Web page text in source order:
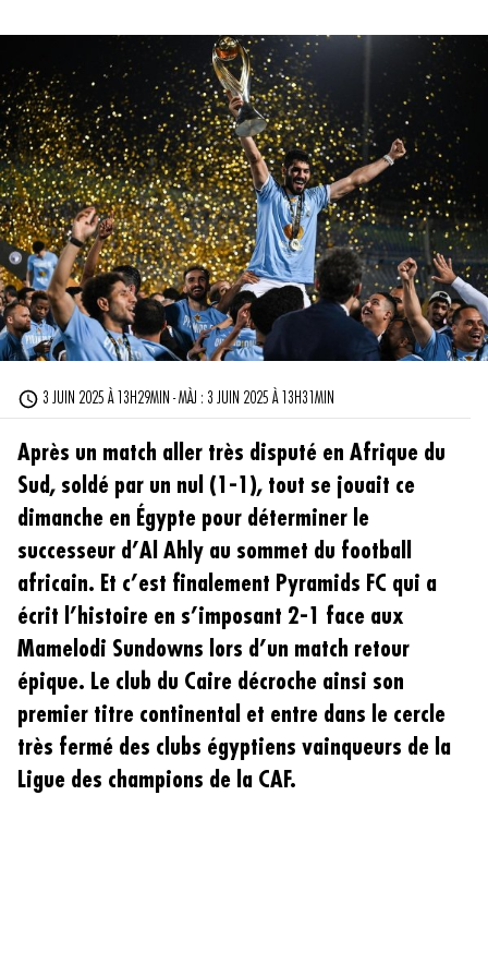
3 JUIN 2025 À 13H29MIN - MÀJ : 3 JUIN 2025 À 13H31MIN
Après un match aller très disputé en Afrique du
Sud, soldé par un nul (1-1), tout se jouait ce
dimanche en Égypte pour déterminer le
successeur d’Al Ahly au sommet du football
africain. Et c’est finalement Pyramids FC qui a
écrit l’histoire en s’imposant 2-1 face aux
Mamelodi Sundowns lors d’un match retour
épique. Le club du Caire décroche ainsi son
premier titre continental et entre dans le cercle
très fermé des clubs égyptiens vainqueurs de la
Ligue des champions de la CAF.